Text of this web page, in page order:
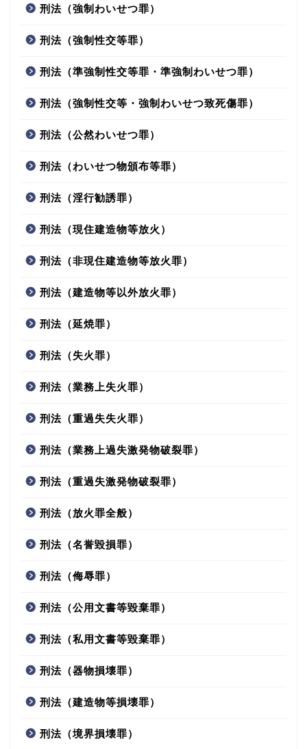
刑法（強制わいせつ罪）
刑法（強制性交等罪）
刑法（準強制性交等罪・準強制わいせつ罪）
刑法（強制性交等・強制わいせつ致死傷罪）
刑法（公然わいせつ罪）
刑法（わいせつ物頒布等罪）
刑法（淫行勧誘罪）
刑法（現住建造物等放火）
刑法（非現住建造物等放火罪）
刑法（建造物等以外放火罪）
刑法（延焼罪）
刑法（失火罪）
刑法（業務上失火罪）
刑法（重過失失火罪）
刑法（業務上過失激発物破裂罪）
刑法（重過失激発物破裂罪）
刑法（放火罪全般）
刑法（名誉毀損罪）
刑法（侮辱罪）
刑法（公用文書等毀棄罪）
刑法（私用文書等毀棄罪）
刑法（器物損壊罪）
刑法（建造物等損壊罪）
刑法（境界損壊罪）